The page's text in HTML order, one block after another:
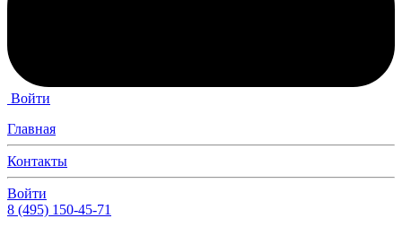
Войти
Главная
Контакты
Войти
8 (495) 150-45-71